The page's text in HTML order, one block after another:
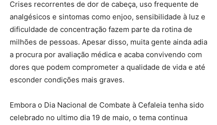
Crises recorrentes de dor de cabeça, uso frequente de
analgésicos e sintomas como enjoo, sensibilidade à luz e
dificuldade de concentração fazem parte da rotina de
milhões de pessoas. Apesar disso, muita gente ainda adia
a procura por avaliação médica e acaba convivendo com
dores que podem comprometer a qualidade de vida e até
esconder condições mais graves.
Embora o Dia Nacional de Combate à Cefaleia tenha sido
celebrado no ultimo dia 19 de maio, o tema continua